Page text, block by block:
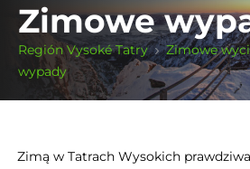
Zimowe
Región Vysoké Tatry Zimowe
wypady
Zimą w Tatrach Wysokich